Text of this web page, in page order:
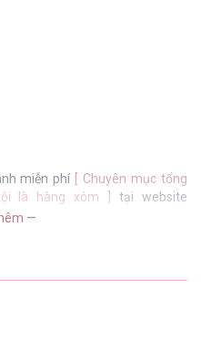
miễn phí
[ Chuyên mục tổng
là hàng xóm ]
tại website
—